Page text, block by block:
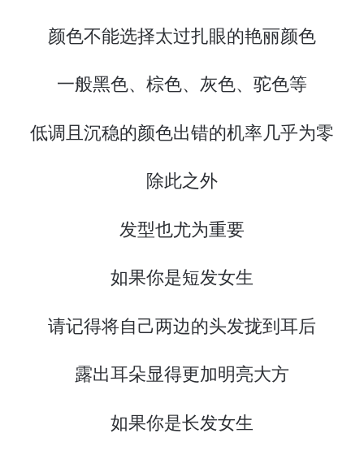
颜色不能选择太过扎眼的艳丽颜色
一般黑色、棕色、灰色、驼色等
低调且沉稳的颜色出错的机率几乎为零
除此之外
发型也尤为重要
如果你是短发女生
请记得将自己两边的头发拢到耳后
露出耳朵显得更加明亮大方
如果你是长发女生